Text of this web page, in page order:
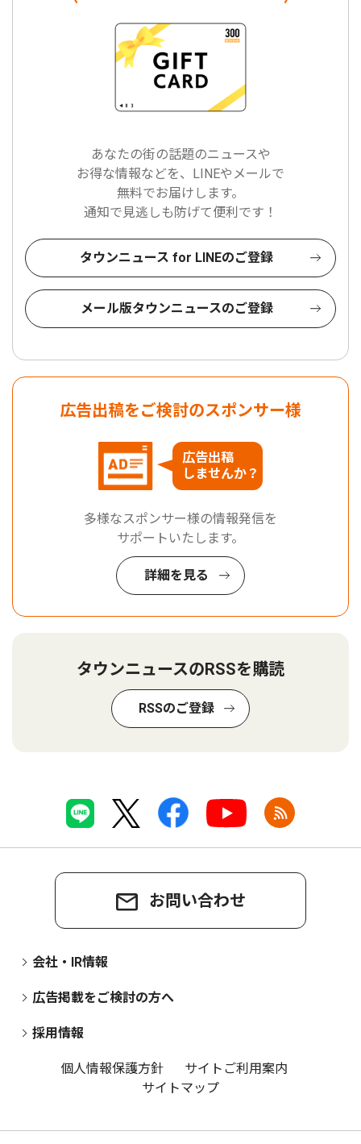
あなたの街の話題のニュースや
お得な情報などを、LINEやメールで
無料でお届けします。
通知で見逃しも防げて便利です！
タウンニュース for LINEのご登録
メール版タウンニュースのご登録
広告出稿をご検討のスポンサー様
広告出稿
しませんか？
多様なスポンサー様の情報発信を
サポートいたします。
詳細を見る
タウンニュースのRSSを購読
RSSのご登録
お問い合わせ
会社・IR情報
広告掲載をご検討の方へ
採用情報
個人情報保護方針
サイトご利用案内
サイトマップ